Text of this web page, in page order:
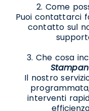
2. Come
Puoi contattarci
contatto sul
3. Che cosa
Il nostro
interventi